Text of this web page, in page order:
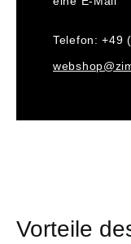
Telefon: +49
Vorteile